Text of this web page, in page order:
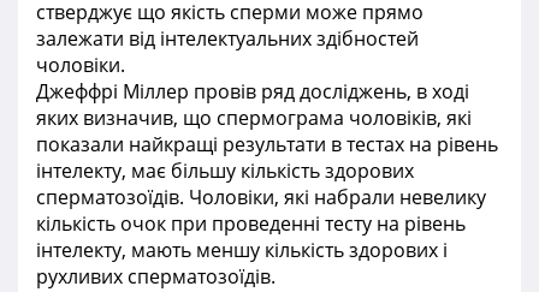
стверджує що якість сперми може прямо
залежати від інтелектуальних здібностей
чоловіки.
Джеффрі Міллер провів ряд досліджень, в ході
яких визначив, що спермограма чоловіків, які
показали найкращі результати в тестах на рівень
інтелекту, має більшу кількість здорових
сперматозоїдів. Чоловіки, які набрали невелику
кількість очок при проведенні тесту на рівень
інтелекту, мають меншу кількість здорових і
рухливих сперматозоїдів.